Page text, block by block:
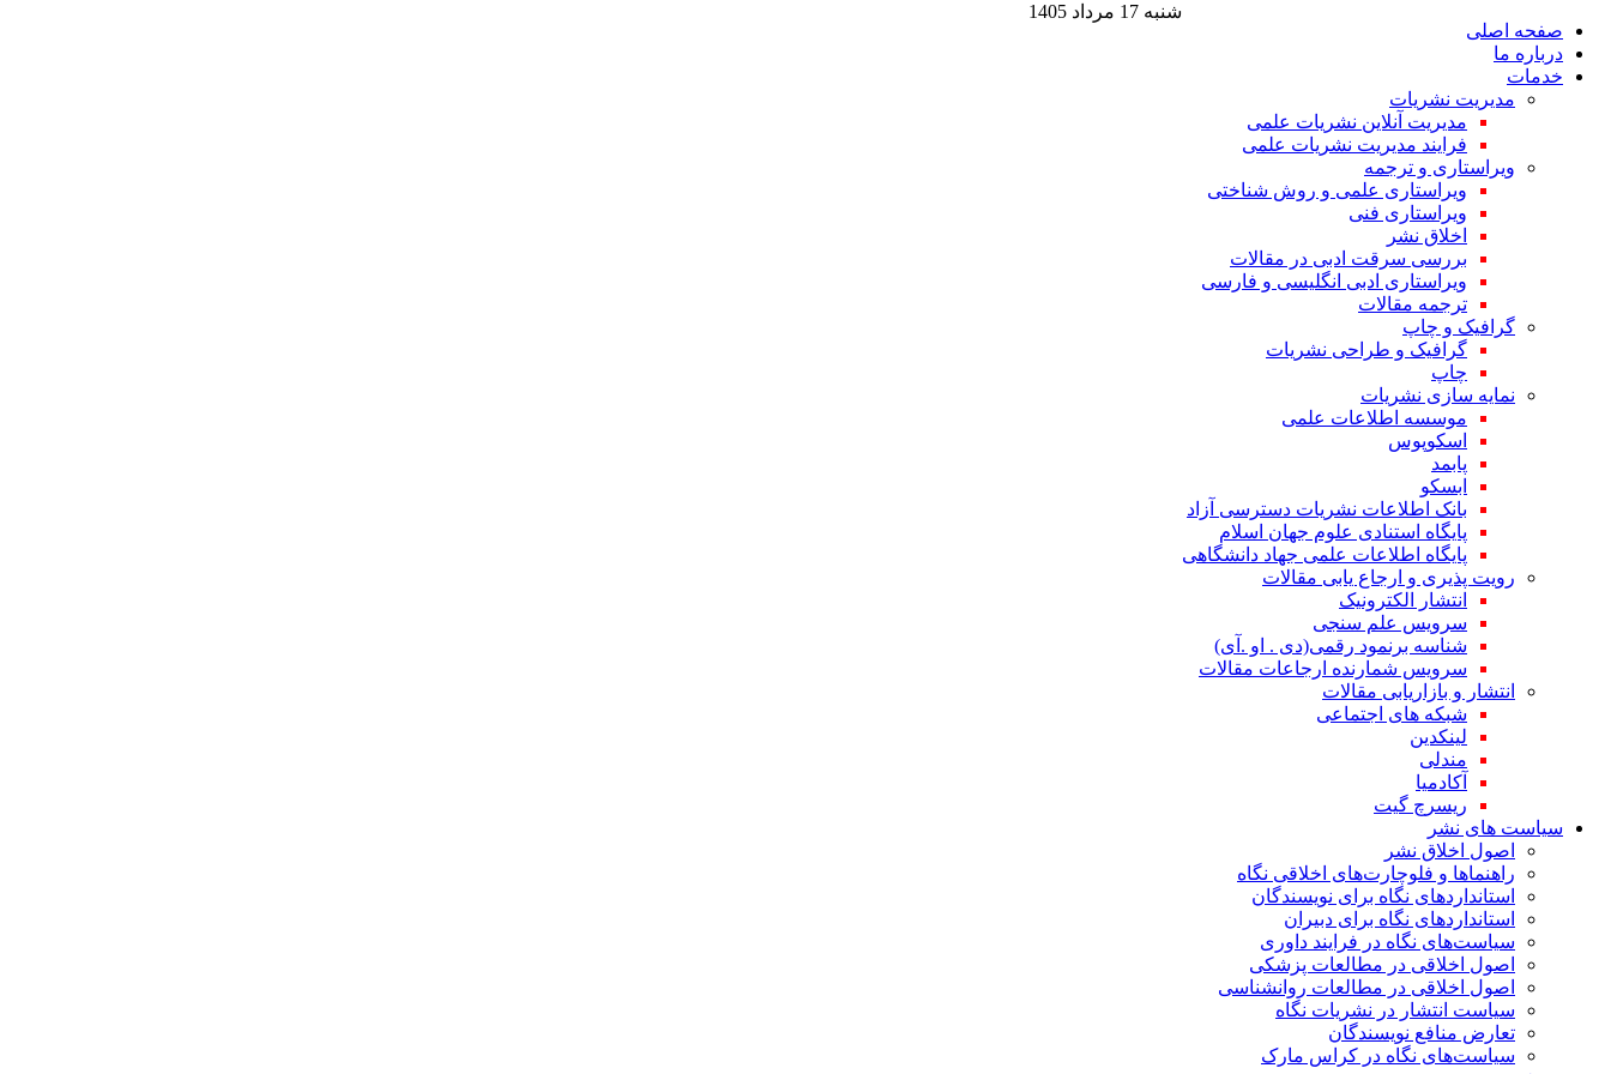
صفحه اصلی
درباره ما
خدمات
مدیریت نشریات
مدیریت آنلاین نشریات علمی
فرایند مدیریت نشریات علمی
ویراستاری و ترجمه
ویراستاری علمی و روش شناختی
ویراستاری فنی
اخلاق نشر
بررسی سرقت ادبی در مقالات
ویراستاری ادبی انگلیسی و فارسی
ترجمه مقالات
گرافیک و چاپ
گرافیک و طراحی نشریات
چاپ
نمایه سازی نشریات
موسسه اطلاعات علمی
اسکوپوس
پابمد
ابسکو
بانک اطلاعات نشریات دسترسی آزاد
پایگاه استنادی علوم جهان اسلام
پایگاه اطلاعات علمی جهاد دانشگاهی
رویت پذیری و ارجاع یابی مقالات
انتشار الکترونیک
سرویس علم سنجی
شناسه برنمود رقمی(دی . او .آی)
سرویس شمارنده ارجاعات مقالات
انتشار و بازاریابی مقالات
شبکه های اجتماعی
لینکدین
مندلی
آکادمیا
ریسرچ گیت
سیاست های نشر
اصول اخلاق نشر
راهنماها و فلوچارت‌های اخلاقی نگاه
استاندارد‌های نگاه برای نویسندگان
استاندارد‌های نگاه برای دبیران
سیاست‌های نگاه در فرایند داوری
اصول اخلاقی در مطالعات پزشکی
اصول اخلاقی در مطالعات روانشناسی
سیاست انتشار در نشریات نگاه
تعارض منافع نویسندگان
سیاست‌های نگاه در کراس مارک
شنبه 17 مرداد 1405